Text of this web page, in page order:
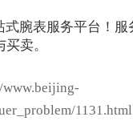
1131.html